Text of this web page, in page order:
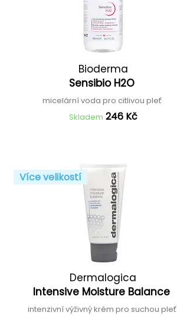
Bioderma
Sensibio H2O
micelární voda pro citlivou pleť
Skladem 246 Kč
Více velikostí
Dermalogica
Intensive Moisture Balance
intenzivní výživný krém pro suchou pleť